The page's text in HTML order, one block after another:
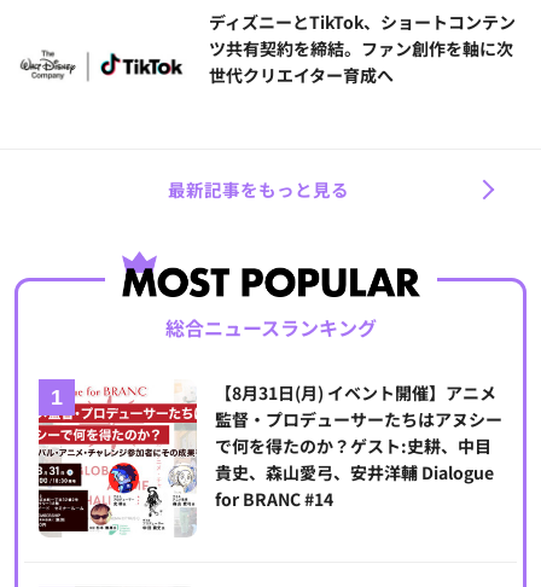
ディズニーとTikTok、ショートコンテン
ツ共有契約を締結。ファン創作を軸に次
世代クリエイター育成へ
最新記事をもっと見る
総合ニュースランキング
【8月31日(月) イベント開催】アニメ
監督・プロデューサーたちはアヌシー
で何を得たのか？ゲスト:史耕、中目
貴史、森山愛弓、安井洋輔 Dialogue
for BRANC #14